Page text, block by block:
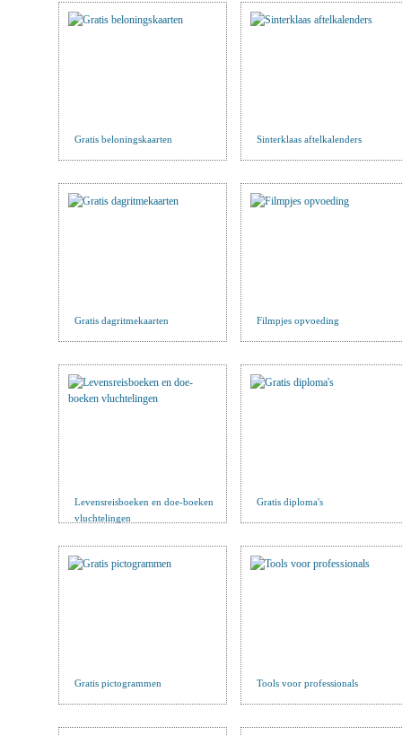
Gratis beloningskaarten Sinterklaas aftelkalenders
Gratis dagritmekaarten Filmpjes opvoeding
Levensreisboeken en doe-boeken
vluchtelingen
Gratis diploma's
Gratis pictogrammen Tools voor professionals